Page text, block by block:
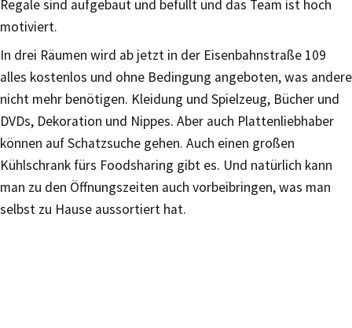
Regale sind aufgebaut und befüllt und das Team ist hoch
motiviert.
In drei Räumen wird ab jetzt in der Eisenbahnstraße 109
alles kostenlos und ohne Bedingung angeboten, was andere
nicht mehr benötigen. Kleidung und Spielzeug, Bücher und
DVDs, Dekoration und Nippes. Aber auch Plattenliebhaber
können auf Schatzsuche gehen. Auch einen großen
Kühlschrank fürs Foodsharing gibt es. Und natürlich kann
man zu den Öffnungszeiten auch vorbeibringen, was man
selbst zu Hause aussortiert hat.